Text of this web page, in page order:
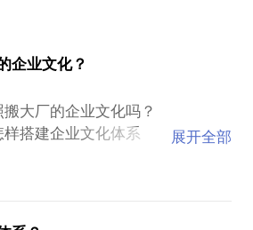
企业文化？
大厂的企业文化吗？
搭建企业文化体系
展开全部